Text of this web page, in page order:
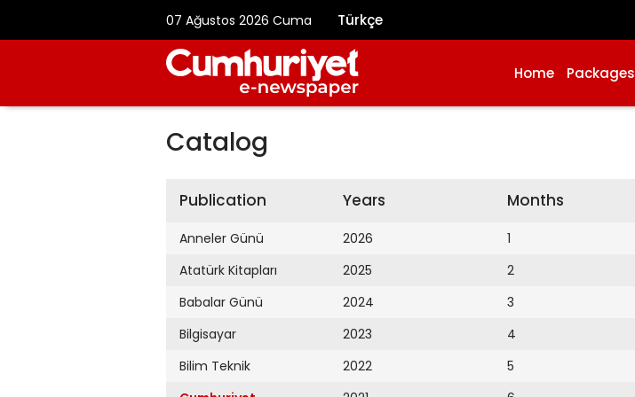
07 Ağustos 2026 Cuma Türkçe
Home Packages
Catalog
Publication
Anneler Günü
Atatürk Kitapları
Babalar Günü
Bilgisayar
Bilim Teknik
Years
2026
2025
2024
2023
2022
Months
1
2
3
4
5